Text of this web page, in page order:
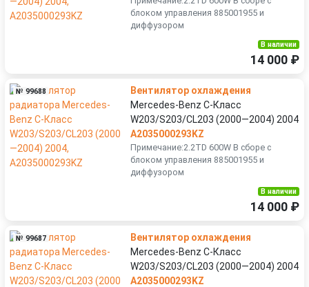
блоком управления 885001955 и
диффузором
В наличии
14 000 ₽
№ 99688
Вентилятор охлаждения
Mercedes-Benz C-Класс
W203/S203/CL203 (2000—2004) 2004
A2035000293KZ
Примечание:2.2TD 600W В сборе с
блоком управления 885001955 и
диффузором
В наличии
14 000 ₽
№ 99687
Вентилятор охлаждения
Mercedes-Benz C-Класс
W203/S203/CL203 (2000—2004) 2004
A2035000293KZ